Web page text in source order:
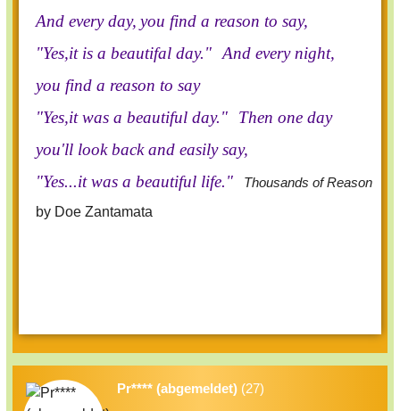
And every day, you find a reason to say,
"Yes,it is a beautifal day." And every night,
you find a reason to say
"Yes,it was a beautiful day."
Then one day
you'll look back and easily say,
"Yes...it was a beautiful life."
Thousands of Reason
by Doe Zantamata
Pr**** (abgemeldet) (27)